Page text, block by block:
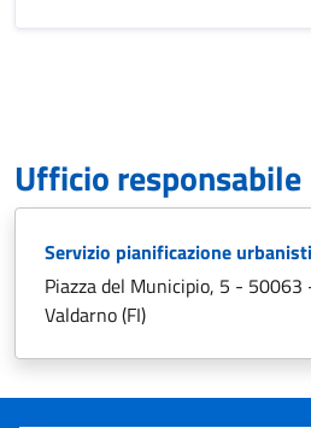
Ufficio responsabile
Servizio pianificazione
Piazza del Municipio, 5 - 50063
Valdarno (FI)